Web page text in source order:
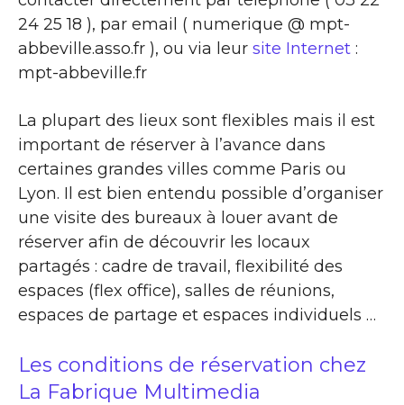
24 25 18 ), par email ( numerique @ mpt-
abbeville.asso.fr ), ou via leur site Internet :
mpt-abbeville.fr
La plupart des lieux sont flexibles mais il est
important de réserver à l’avance dans
certaines grandes villes comme Paris ou
Lyon. Il est bien entendu possible d’organiser
une visite des bureaux à louer avant de
réserver afin de découvrir les locaux
partagés : cadre de travail, flexibilité des
espaces (flex office), salles de réunions,
espaces de partage et espaces individuels …
Les conditions de réservation chez
La Fabrique Multimedia